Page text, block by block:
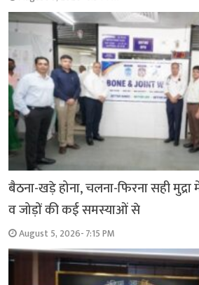
बैठना-खड़े होना, चलना-फिरना सही
व जोड़ों की कई समस्याओं से
August 5, 2026- 7:15 PM